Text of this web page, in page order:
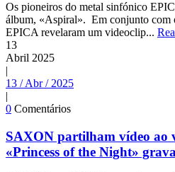
Os pioneiros do metal sinfónico
álbum, «Aspiral». Em conjunto com
EPICA revelaram um videoclip...
13
Abril 2025
|
13 / Abr / 2025
|
0 Comentários
SAXON partilham vídeo ao
«Princess of the Night»